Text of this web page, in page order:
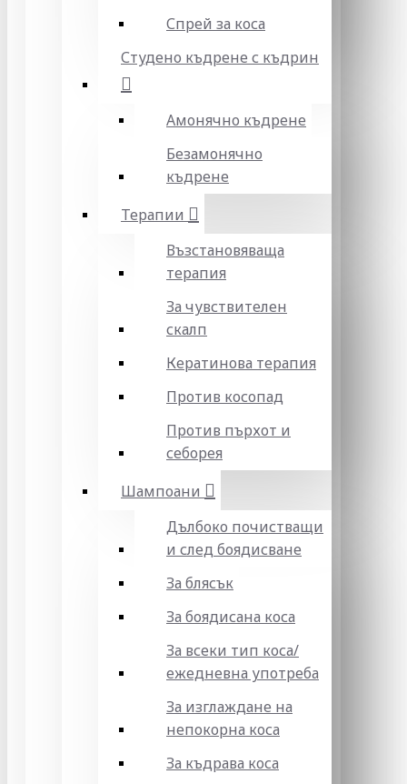
Спрей за коса
Студено къдрене с къдрин
Амонячно къдрене
Безамонячно
къдрене
Терапии
Възстановяваща
терапия
За чувствителен
скалп
Кератинова терапия
Против косопад
Против пърхот и
себорея
Шампоани
Дълбоко почистващи
и след боядисване
За блясък
За боядисана коса
За всеки тип коса/
ежедневна употреба
За изглаждане на
непокорна коса
За къдрава коса